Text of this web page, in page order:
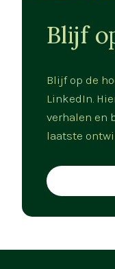
Blijf
Blijf op de
LinkedIn.
verhalen en
laatste